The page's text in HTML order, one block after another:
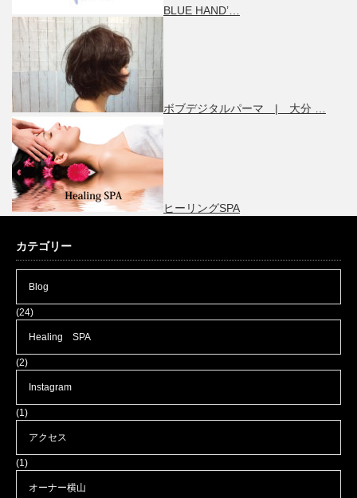
BLUE HAND’…
ボブデジタルパーマ | 大分 …
ヒーリングSPA
カテゴリー
Blog
(24)
Healing SPA
(2)
Instagram
(1)
アクセス
(1)
オーナー横山